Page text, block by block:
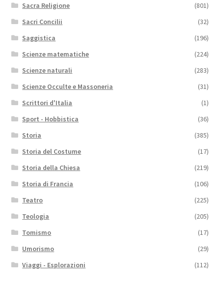
Sacra Religione
(801)
Sacri Concilii
(32)
Saggistica
(196)
Scienze matematiche
(224)
Scienze naturali
(283)
Scienze Occulte e Massoneria
(31)
Scrittori d'Italia
(1)
Sport - Hobbistica
(36)
Storia
(385)
Storia del Costume
(17)
Storia della Chiesa
(219)
Storia di Francia
(106)
Teatro
(225)
Teologia
(205)
Tomismo
(17)
Umorismo
(29)
Viaggi - Esplorazioni
(112)